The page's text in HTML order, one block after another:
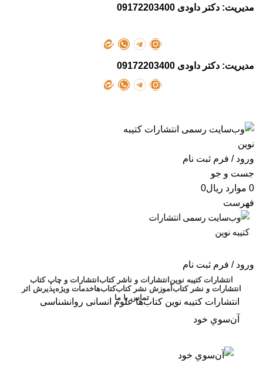
مدیریت: دکتر داودی 09172203400
مدیریت: دکتر داودی 09172203400
ورود / فرم ثبت نام
جست و جو
0 موارد ریال0
فهرست
ورود / فرم ثبت نام
انتشارات کتیبه نوین انتشارات و ناشر کتاب انتشارات و چاپ کتاب
انتشارات و نشر کتاب آموزش نشر کتابکتاب‌هاخدمات ویژهپذیرش اثر
تماس با ما
انتشارات کتیبه نوین کتاب‌هاعلوم انسانی روانشناسی
آن‌سویِ خود